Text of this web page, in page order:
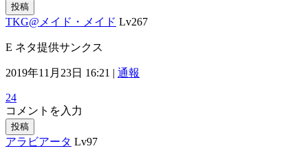
投稿
TKG@メイド・メイド Lv267
E ネタ提供サンクス
2019年11月23日 16:21 | 通報
24
コメントを入力
投稿
アラビアータ Lv97